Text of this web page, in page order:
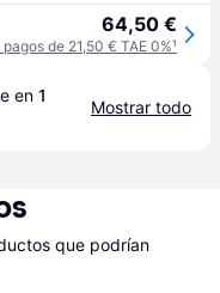
64,50 €
pagos de 21,50 € TAE 0%¹
en 1
Mostrar todo
que podrían